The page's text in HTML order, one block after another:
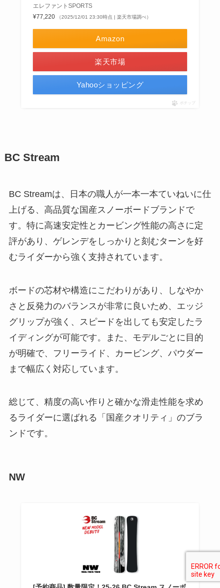
エレファントSPORTS
¥77,220
（2025/12/01 23:30時点 | 楽天市場調べ）
Amazon
楽天市場
Yahooショッピング
ポチップ
BC Stream
BC Streamは、日本の職人が一本一本ていねいに仕
上げる、高品質な国産スノーボードブランドで
す。特に高速安定性とカービング性能の高さに定
評があり、ゲレンデをしっかりと刻むターンを好
むライダーから強く支持されています。
ボードの芯材や構造にこだわりがあり、しなやか
さと反発力のバランスが非常に良いため、エッジ
グリップが強く、スピードを出しても安定したラ
イディングが可能です。また、モデルごとに目的
が明確で、フリーライド、カービング、パウダー
まで幅広く対応しています。
総じて、精度の高い作りと確かな滑走性能を求め
るライダーに選ばれる「国産クオリティ」のブラ
ンドです。
NW